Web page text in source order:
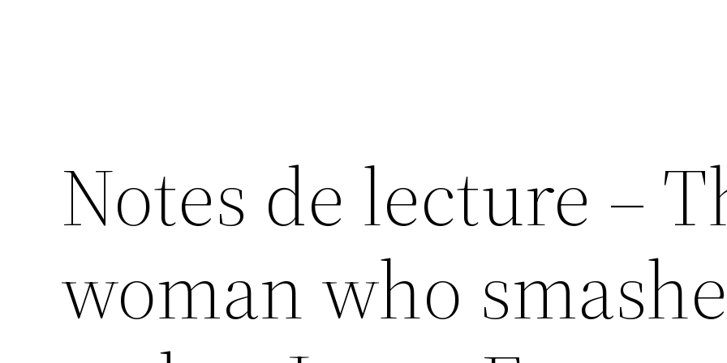
Notes de lecture –
woman who